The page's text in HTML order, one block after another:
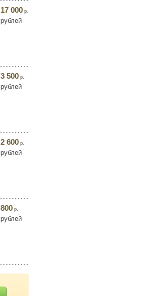
17 000 р.
рублей
3 500 р.
рублей
2 600 р.
рублей
800 р.
рублей